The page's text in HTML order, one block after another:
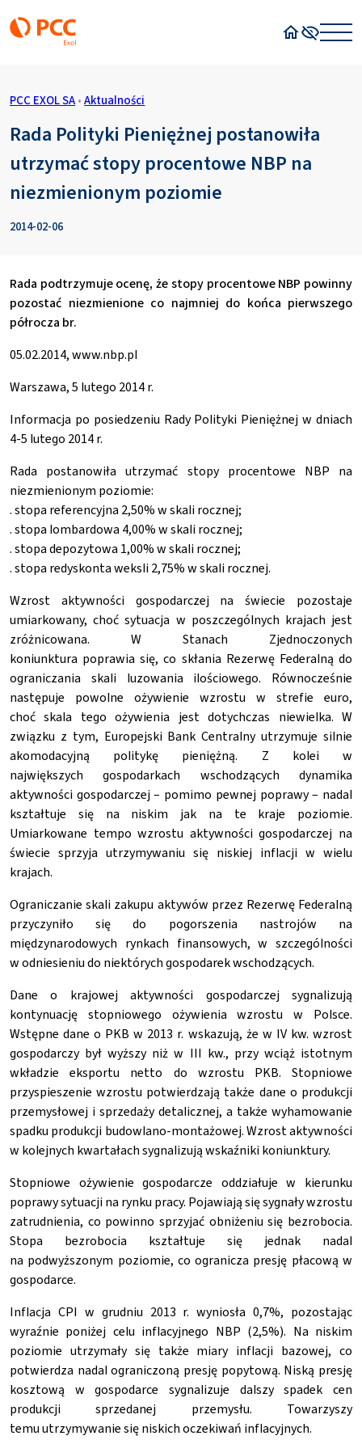
PCC EXOL SA • Aktualności
Rada Polityki Pieniężnej postanowiła
utrzymać stopy procentowe NBP na
niezmienionym poziomie
2014-02-06
Rada podtrzymuje ocenę, że stopy procentowe NBP powinny
pozostać niezmienione co najmniej do końca pierwszego
półrocza br.
05.02.2014, www.nbp.pl
Warszawa, 5 lutego 2014 r.
Informacja po posiedzeniu Rady Polityki Pieniężnej w dniach
4-5 lutego 2014 r.
Rada postanowiła utrzymać stopy procentowe NBP na
niezmienionym poziomie:
. stopa referencyjna 2,50% w skali rocznej;
. stopa lombardowa 4,00% w skali rocznej;
. stopa depozytowa 1,00% w skali rocznej;
. stopa redyskonta weksli 2,75% w skali rocznej.
Wzrost aktywności gospodarczej na świecie pozostaje
umiarkowany, choć sytuacja w poszczególnych krajach jest
zróżnicowana. W Stanach Zjednoczonych
koniunktura poprawia się, co skłania Rezerwę Federalną do
ograniczania skali luzowania ilościowego. Równocześnie
następuje powolne ożywienie wzrostu w strefie euro,
choć skala tego ożywienia jest dotychczas niewielka. W
związku z tym, Europejski Bank Centralny utrzymuje silnie
akomodacyjną politykę pieniężną. Z kolei w
największych gospodarkach wschodzących dynamika
aktywności gospodarczej – pomimo pewnej poprawy – nadal
kształtuje się na niskim jak na te kraje poziomie.
Umiarkowane tempo wzrostu aktywności gospodarczej na
świecie sprzyja utrzymywaniu się niskiej inflacji w wielu
krajach.
Ograniczanie skali zakupu aktywów przez Rezerwę Federalną
przyczyniło się do pogorszenia nastrojów na
międzynarodowych rynkach finansowych, w szczególności
w odniesieniu do niektórych gospodarek wschodzących.
Dane o krajowej aktywności gospodarczej sygnalizują
kontynuację stopniowego ożywienia wzrostu w Polsce.
Wstępne dane o PKB w 2013 r. wskazują, że w IV kw. wzrost
gospodarczy był wyższy niż w III kw., przy wciąż istotnym
wkładzie eksportu netto do wzrostu PKB. Stopniowe
przyspieszenie wzrostu potwierdzają także dane o produkcji
przemysłowej i sprzedaży detalicznej, a także wyhamowanie
spadku produkcji budowlano-montażowej. Wzrost aktywności
w kolejnych kwartałach sygnalizują wskaźniki koniunktury.
Stopniowe ożywienie gospodarcze oddziałuje w kierunku
poprawy sytuacji na rynku pracy. Pojawiają się sygnały wzrostu
zatrudnienia, co powinno sprzyjać obniżeniu się bezrobocia.
Stopa bezrobocia kształtuje się jednak nadal
na podwyższonym poziomie, co ogranicza presję płacową w
gospodarce.
Inflacja CPI w grudniu 2013 r. wyniosła 0,7%, pozostając
wyraźnie poniżej celu inflacyjnego NBP (2,5%). Na niskim
poziomie utrzymały się także miary inflacji bazowej, co
potwierdza nadal ograniczoną presję popytową. Niską presję
kosztową w gospodarce sygnalizuje dalszy spadek cen
produkcji sprzedanej przemysłu. Towarzyszy
temu utrzymywanie się niskich oczekiwań inflacyjnych.